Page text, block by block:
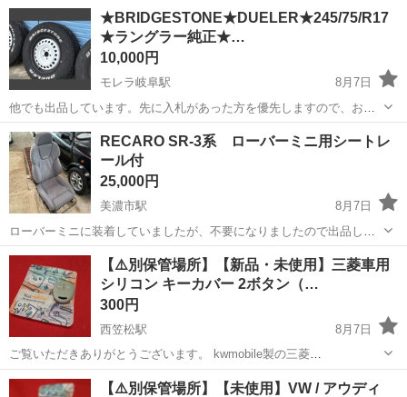
★BRIDGESTONE★DUELER★245/75/R17
★ラングラー純正★…
10,000円
モレラ岐阜駅
8月7日
他でも出品しています。先に入札があった方を優先しますので、お早
めにどうぞ。 引き渡しは週末でお願いします。 車を売ったため出品し
ます。 車を所有していたら引き続き履いていたかったくらい状態の良
いタイヤです。 パ...
岐阜 本巣市 タイヤ、ホイール
RECARO SR-3系 ローバーミニ用シートレ
ール付
25,000円
美濃市駅
8月7日
ローバーミニに装着していましたが、不要になりましたので出品しま
す レカロ製の専用シートレールが付いています 中古品につき小傷・使
用感はありますが、リクライニングも含め動作良好で、見た目以上に
体をしっかりサポートし...
岐阜 美濃市 美濃市駅 内装、インテリア
【⚠️別保管場所】​【新品・未使用】三菱車用
シリコン キーカバー 2ボタン（…
300円
西笠松駅
8月7日
​ご覧いただきありがとうございます。 ​kwmobile製の三菱
（Mitsubishi）車用 シリコン製スマートキーカバー（キーケース）で
岐阜 岐阜市 西笠松駅 その他 ボタン
【⚠️別保管場所】​【未使用】VW / アウディ